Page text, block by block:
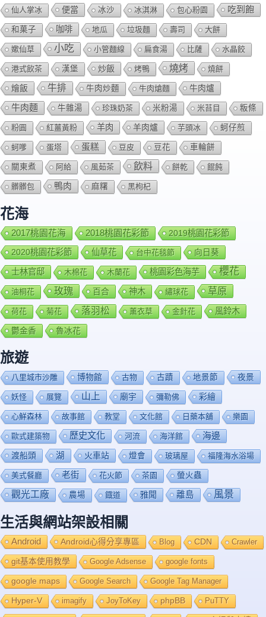
仙人掌冰 便當 冰沙 冰淇淋 包心粉園 吃到飽
和菓子 咖啡 地瓜 垃圾麵 壽司 大餅
嫰仙草 小吃 小管麵線 扁食湯 比薩 水晶餃
港式飲茶 漢堡 炒飯 烤鴨 燒烤 燒餅
燴飯 牛排 牛肉炒麵 牛肉熗麵 牛肉爐
牛肉麵 牛雜湯 珍珠奶茶 米粉湯 米苔目 粄條
粉圓 紅薑黃粉 羊肉 羊肉爐 芋頭冰 蚵仔煎
蚵嗲 蛋塔 蛋糕 豆皮 豆花 車輪餅
關東煮 阿給 風茹茶 飲料 餅乾 餛飩
髒髒包 鴨肉 麻糬 黑枸杞
花海
2017桃園花海 2018桃園花彩節
2019桃園花彩節
2020桃園花彩節
仙草花 台中花毯節 向日葵
士林官邸 木棉花 木蘭花 桃園彩色海芋 櫻花
油桐花 玫瑰 百合 神木 繡球花 草原
荷花 菊花 落羽松 薰衣草 金針花 風鈴木
鬱金香 魯冰花
旅遊
八里城市沙雕 博物館 古物 古蹟 地景節 夜景
妖怪 展覽 山上 廟宇 彌勒佛 彩繪
心鮮森林 故事館 教堂 文化館 日藥本舖 樂園
歐式建築物 歷史文化 河流 海洋館 海邊
渡船頭 湖 火車站 燈會 玻璃屋 福隆海水浴場
美式餐廳 老街 花火節 茶園 螢火蟲
觀光工廠 農場 鐡道 雅聞 離島 風景
生活與網站架設相關
Android Android心得分享專區 Blog CDN Crawler
git基本使用教學 Google Adsense google fonts
google maps Google Search Google Tag Manager
Hyper-V imagify JoyToKey phpBB PuTTY